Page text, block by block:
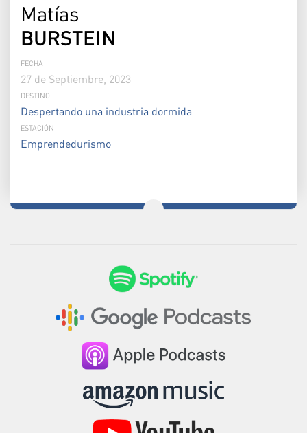
Matías
BURSTEIN
FECHA
27 de Septiembre, 2023
DESTINO
Despertando una industria dormida
ESTACIÓN
Emprendedurismo